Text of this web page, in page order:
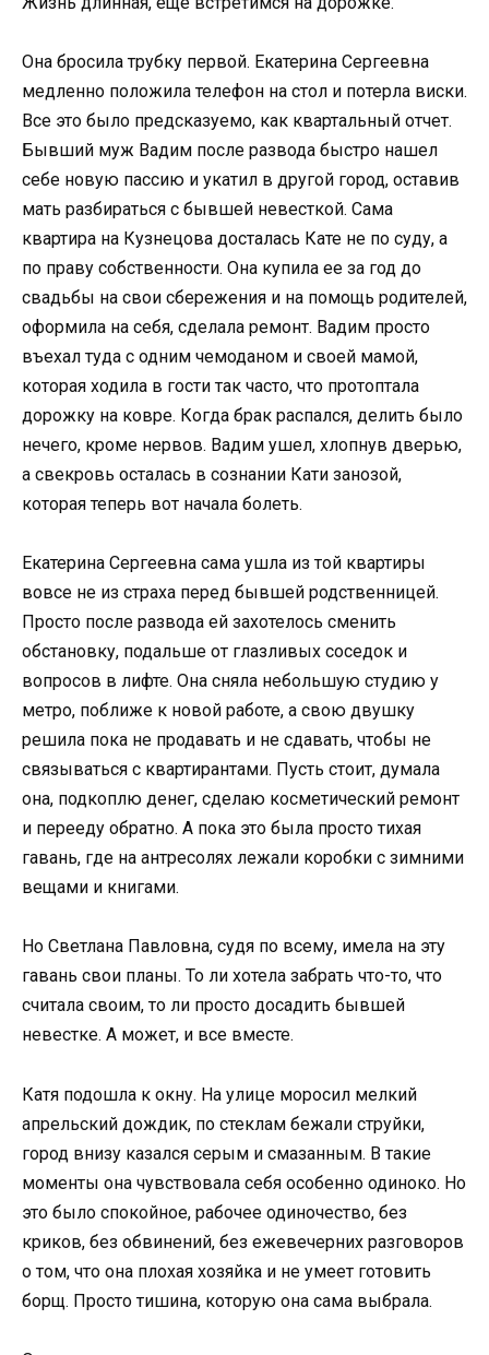
Она бросила трубку первой. Екатерина Сергеевна
медленно положила телефон на стол и потерла виски.
Все это было предсказуемо, как квартальный отчет.
Бывший муж Вадим после развода быстро нашел
себе новую пассию и укатил в другой город, оставив
мать разбираться с бывшей невесткой. Сама
квартира на Кузнецова досталась Кате не по суду, а
по праву собственности. Она купила ее за год до
свадьбы на свои сбережения и на помощь родителей,
оформила на себя, сделала ремонт. Вадим просто
въехал туда с одним чемоданом и своей мамой,
которая ходила в гости так часто, что протоптала
дорожку на ковре. Когда брак распался, делить было
нечего, кроме нервов. Вадим ушел, хлопнув дверью,
а свекровь осталась в сознании Кати занозой,
которая теперь вот начала болеть.
Екатерина Сергеевна сама ушла из той квартиры
вовсе не из страха перед бывшей родственницей.
Просто после развода ей захотелось сменить
обстановку, подальше от глазливых соседок и
вопросов в лифте. Она сняла небольшую студию у
метро, поближе к новой работе, а свою двушку
решила пока не продавать и не сдавать, чтобы не
связываться с квартирантами. Пусть стоит, думала
она, подкоплю денег, сделаю косметический ремонт
и перееду обратно. А пока это была просто тихая
гавань, где на антресолях лежали коробки с зимними
вещами и книгами.
Но Светлана Павловна, судя по всему, имела на эту
гавань свои планы. То ли хотела забрать что-то, что
считала своим, то ли просто досадить бывшей
невестке. А может, и все вместе.
Катя подошла к окну. На улице моросил мелкий
апрельский дождик, по стеклам бежали струйки,
город внизу казался серым и смазанным. В такие
моменты она чувствовала себя особенно одиноко. Но
это было спокойное, рабочее одиночество, без
криков, без обвинений, без ежевечерних разговоров
о том, что она плохая хозяйка и не умеет готовить
борщ. Просто тишина, которую она сама выбрала.